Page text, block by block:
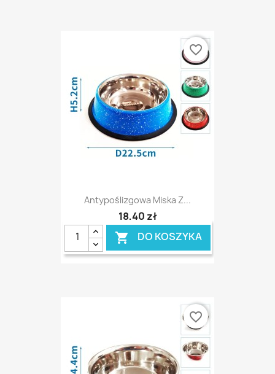
Antypoślizgowa Miska Z...
18,40 zł
 DO KOSZYKA
favorite_border
favorite_border